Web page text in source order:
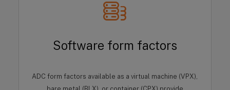
Software form factors
ADC form factors available as a virtual machine (VPX),